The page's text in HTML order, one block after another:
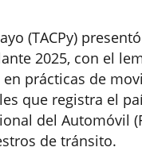
(TACPy)
2025, con el
prácticas de
que registra el
del Automóvil
de tránsito.